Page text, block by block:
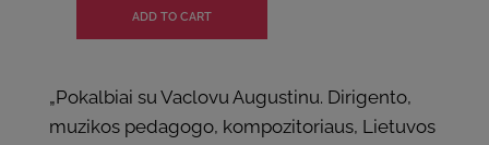
„Pokalbiai su Vaclovu Augustinu. Dirigento,
muzikos pedagogo, kompozitoriaus, Lietuvos